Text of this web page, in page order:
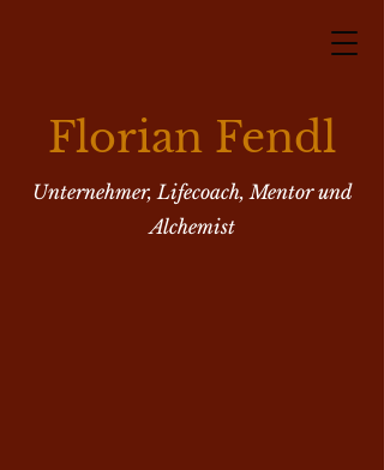
Florian Fendl
Unternehmer, Lifecoach, Mentor und
Alchemist